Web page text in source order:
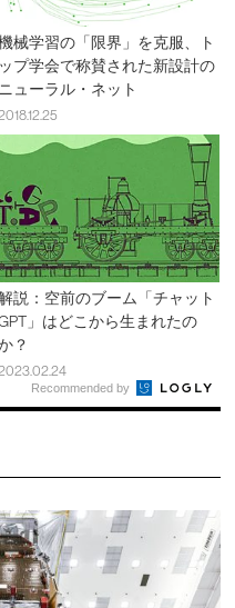
械学習の「限界」を克服、ト
ップ学会で称賛された新設計の
ニューラル・ネット
説：空前のブーム「チャット
」はどこから生まれたの
？
Recommended by